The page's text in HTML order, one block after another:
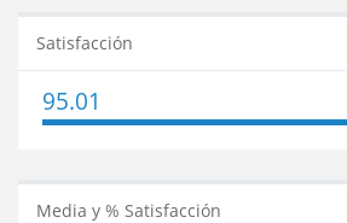
Satisfacción
95.01
Media y % Satisfacción